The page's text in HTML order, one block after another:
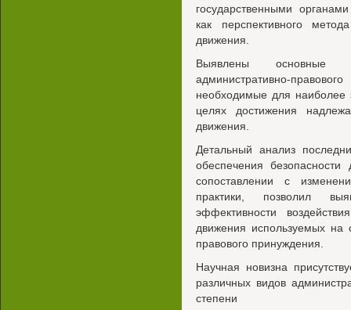
государственными
как перспективного
движения.
Выявлены основные
административно-
необходимые для
целях достижения
движения.
Детальный анализ
обеспечения
сопоставлении с
практики, позволил
эффективности
движения используемых на
правового принуждения.
Научная новизна
различных видов
степени